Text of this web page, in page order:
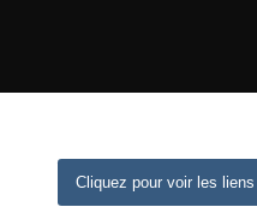
Cliquez pour voir les liens